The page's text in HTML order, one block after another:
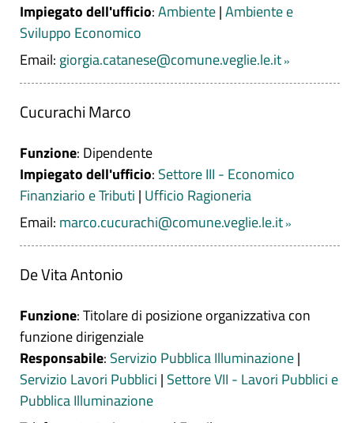
Impiegato dell'ufficio:Ambiente|Ambiente e
Sviluppo Economico
Email: giorgia.catanese@comune.veglie.le.it
Cucurachi Marco
Funzione: Dipendente
Impiegato dell'ufficio: Settore III - Economico
Finanziario e Tributi | Ufficio Ragioneria
Email: marco.cucurachi@comune.veglie.le.it
De Vita Antonio
Funzione: Titolare di posizione organizzativa con
funzione dirigenziale
Responsabile: Servizio Pubblica Illuminazione|
Servizio Lavori Pubblici | Settore VII - Lavori Pubblici e
Pubblica Illuminazione